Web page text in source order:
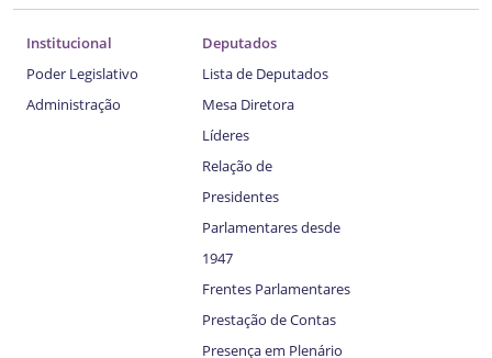
Institucional
Poder Legislativo
Administração
Deputados
Lista de Deputados
Mesa Diretora
Líderes
Relação de
Presidentes
Parlamentares desde
1947
Frentes Parlamentares
Prestação de Contas
Presença em Plenário